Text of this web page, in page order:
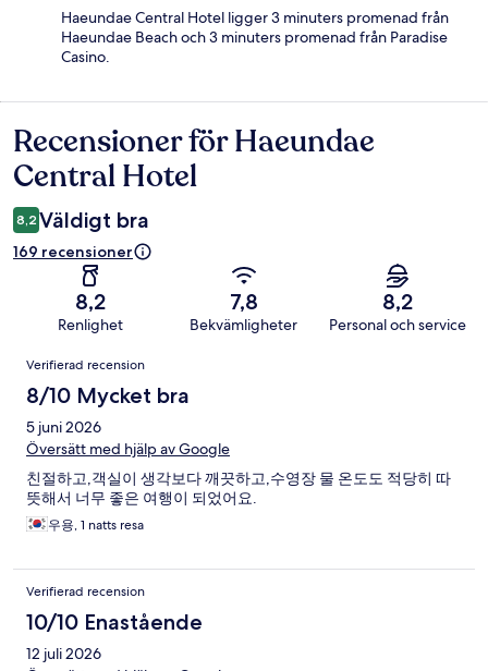
Haeundae Central Hotel ligger 3 minuters promenad från
Haeundae Beach och 3 minuters promenad från Paradise
Casino.
Recensioner
Recensioner för Haeundae
Central Hotel
8,2 Väldigt bra
169 recensioner
8,2
Renlighet
7,8
Bekvämligheter
8,2
Personal och service
Recensioner
Verifierad recension
8/10 Mycket bra
5 juni 2026
Översätt med hjälp av Google
친절하고,객실이 생각보다 깨끗하고,수영장 물 온도도 적당히 따
뜻해서 너무 좋은 여행이 되었어요.
우용, 1 natts resa
Verifierad recension
10/10 Enastående
12 juli 2026